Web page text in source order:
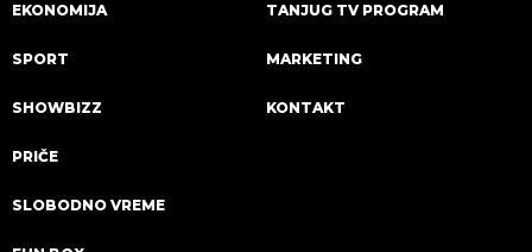
EKONOMIJA
SPORT
SHOWBIZZ
PRIČE
SLOBODNO VREME
TANJUG TV PROGRAM
MARKETING
KONTAKT